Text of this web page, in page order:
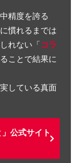
精度を誇る
慣れるまでは
れない「コラ
ことで結果に
している真面
公式サイト